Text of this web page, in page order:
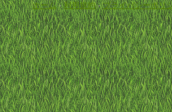
ホーム-利用規約-プライバシーポリ